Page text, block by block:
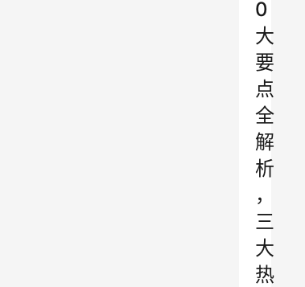
0
大
要
点
全
解
析
，
三
大
热